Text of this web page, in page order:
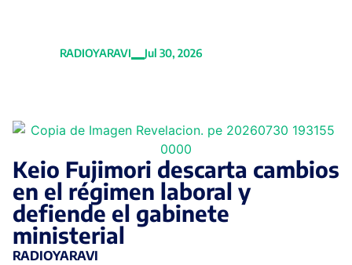
RADIOYARAVI Jul 30, 2026
Keio Fujimori descarta cambios
en el régimen laboral y
defiende el gabinete
ministerial
RADIOYARAVI